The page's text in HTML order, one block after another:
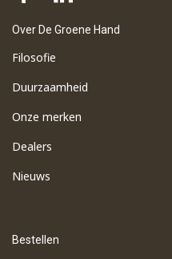
Over De Groene Hand
Filosofie
Duurzaamheid
Onze merken
Dealers
Nieuws
Bestellen